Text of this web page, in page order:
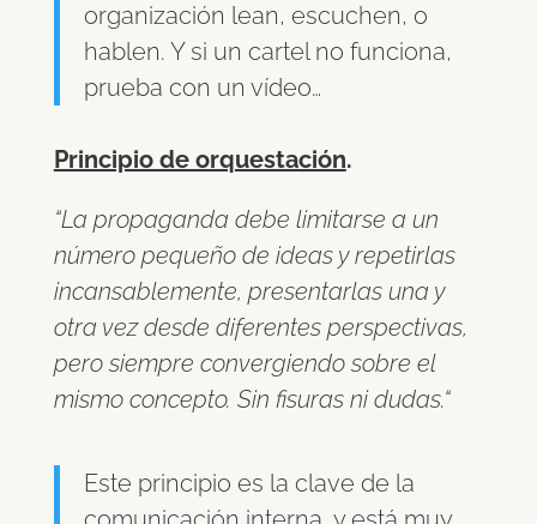
organización lean, escuchen, o
hablen. Y si un cartel no funciona,
prueba con un vídeo…
Principio de orquestación.
“La propaganda debe limitarse a un
número pequeño de ideas y repetirlas
incansablemente, presentarlas una y
otra vez desde diferentes perspectivas,
pero siempre convergiendo sobre el
mismo concepto. Sin fisuras ni dudas.“
Este principio es la clave de la